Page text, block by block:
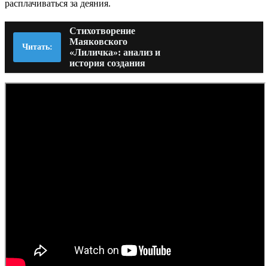
расплачиваться за деяния.
Читать:
Стихотворение
Маяковского
«Лиличка»: анализ и
история создания